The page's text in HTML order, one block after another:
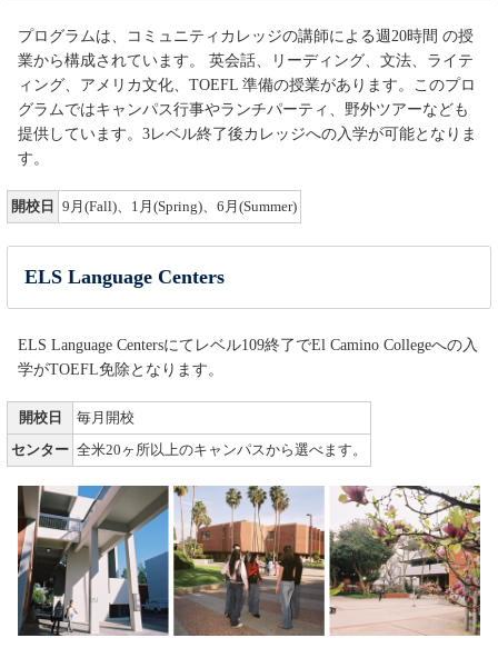
プログラムは、コミュニティカレッジの講師による週20時間 の授
業から構成されています。 英会話、リーディング、文法、ライテ
ィング、アメリカ文化、TOEFL 準備の授業があります。このプロ
グラムではキャンパス行事やランチパーティ、野外ツアーなども
提供しています。3レベル終了後カレッジへの入学が可能となりま
す。
開校日 9月(Fall)、1月(Spring)、6月(Summer)
ELS Language Centers
ELS Language Centersにてレベル109終了でEl Camino Collegeへの入
学がTOEFL免除となります。
開校日 毎月開校
センター 全米20ヶ所以上のキャンパスから選べます。